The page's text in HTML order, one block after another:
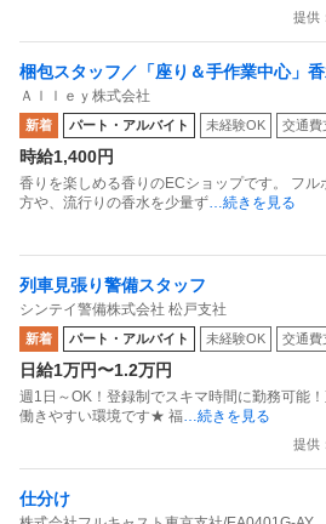
提供
梱包スタッフ／「座り＆手作業中心」
副業OK 週1日からOK 1日1時間からOK
Ａｌｌｅｙ株式会社
新着 パート・アルバイト 未経験OK 交通費
時給1,400円
香りを楽しめる香りのECショップです。 フ
方や、流行りの香水を少量ず…続きを見る
列車見張り警備スタッフ
シンテイ警備株式会社 松戸支社
新着 パート・アルバイト 未経験OK 交通費
日給1万円〜1.2万円
週1日～OK！登録制でスキマ時間に勤務可能
働きやすい環境です★ 福…続きを見る
提供
仕分け